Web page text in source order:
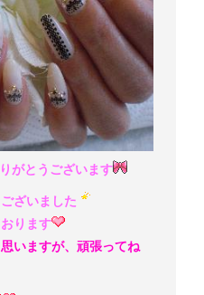
がとうございます
ざいました
ります
いますが、頑張ってね